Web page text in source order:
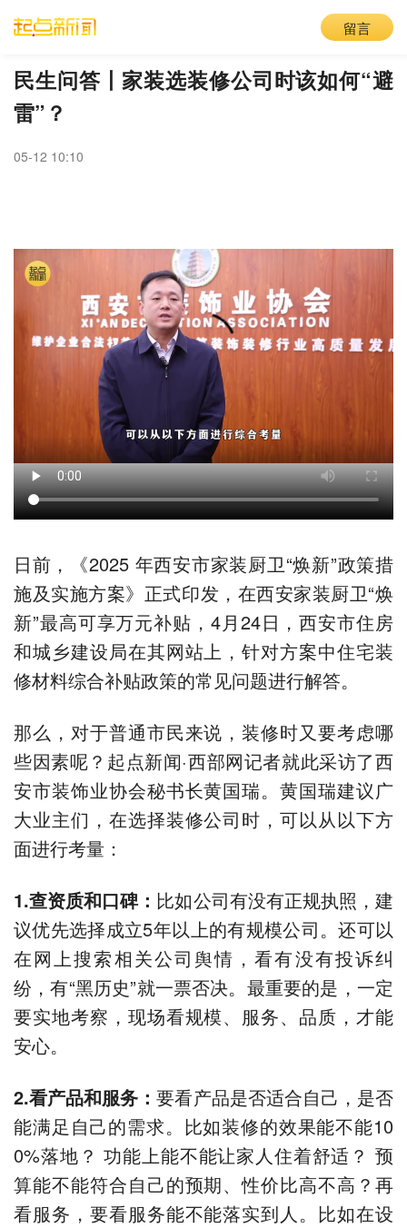
留言
民生问答丨家装选装修公司时该如何“避
雷”？
05-12 10:10
日前，《2025 年西安市家装厨卫“焕新”政策措
施及实施方案》正式印发，在西安家装厨卫“焕
新”最高可享万元补贴，4月24日，西安市住房
和城乡建设局在其网站上，针对方案中住宅装
修材料综合补贴政策的常见问题进行解答。
那么，对于普通市民来说，装修时又要考虑哪
些因素呢？起点新闻·西部网记者就此采访了西
安市装饰业协会秘书长黄国瑞。黄国瑞建议广
大业主们，在选择装修公司时，可以从以下方
面进行考量：
1.查资质和口碑： 比如公司有没有正规执照，建
议优先选择成立5年以上的有规模公司。还可以
在网上搜索相关公司舆情，看有没有投诉纠
纷，有“黑历史”就一票否决。最重要的是，一定
要实地考察，现场看规模、服务、品质，才能
安心。
2.看产品和服务 ：要看产品是否适合自己，是否
能满足自己的需求。比如装修的效果能不能10
0%落地？ 功能上能不能让家人住着舒适？ 预
算能不能符合自己的预期、性价比高不高？再
看服务，要看服务能不能落实到人。比如在设